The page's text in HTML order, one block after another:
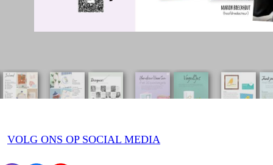
VOLG ONS OP SOCIAL MEDIA